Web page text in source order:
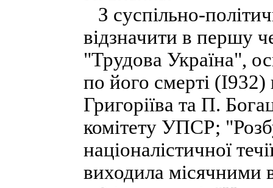
З суспільно-
відзначити в першу
"Трудова Україна",
по його смерті
Григоріїва та П.
комітету УПСР;
націоналістичної
виходила місячними